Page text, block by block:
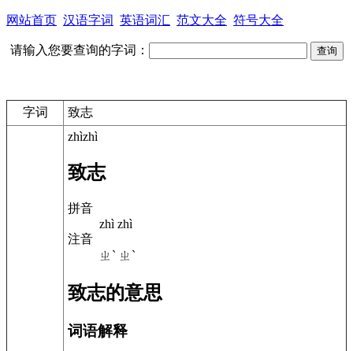
网站首页 汉语字词 英语词汇 范文大全 符号大全
请输入您要查询的字词：
字词 致志
zhìzhì
致志
拼音
zhì zhì
注音
ㄓˋ ㄓˋ
致志的意思
词语解释